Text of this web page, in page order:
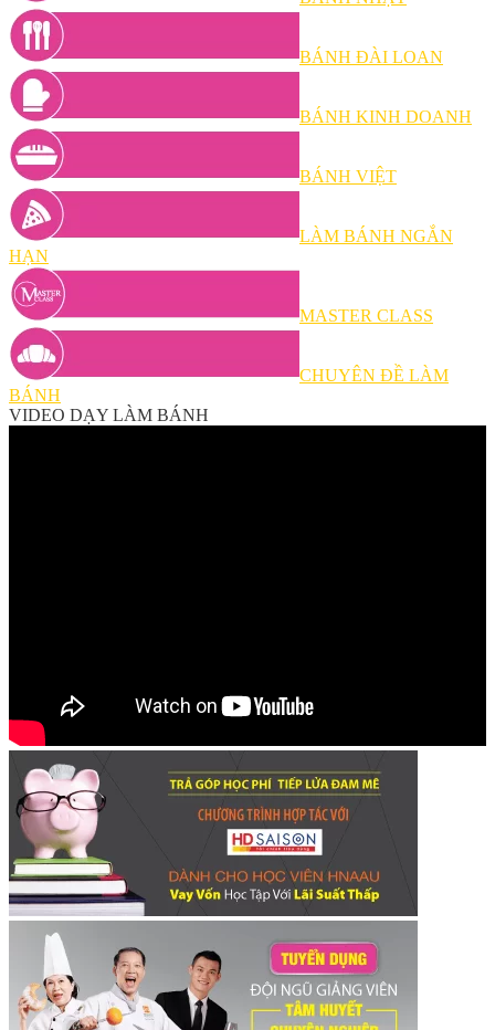
BÁNH ĐÀI LOAN
BÁNH KINH DOANH
BÁNH VIỆT
LÀM BÁNH NGẮN
HẠN
MASTER CLASS
CHUYÊN ĐỀ LÀM
BÁNH
VIDEO DẠY LÀM BÁNH